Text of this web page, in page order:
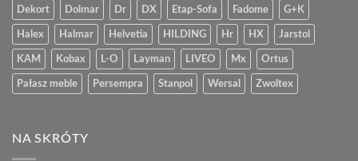
Dekort Dolmar Dr DX Etap-Sofa Fadome G+K
Halex Halmar Helvetia HILDING Hr HX Jarstol
KAM Kobax L-O Layman LIVEO Mx Ortus
Pałasz meble Persempra Stanpol Wersal Zwoltex
NA SKRÓTY